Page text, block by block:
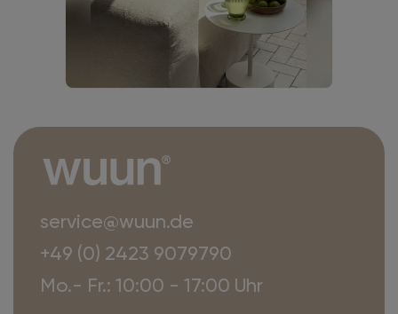
service@wuun.de
+49 (0) 2423 9079790
Mo.- Fr.: 10:00 - 17:00 Uhr